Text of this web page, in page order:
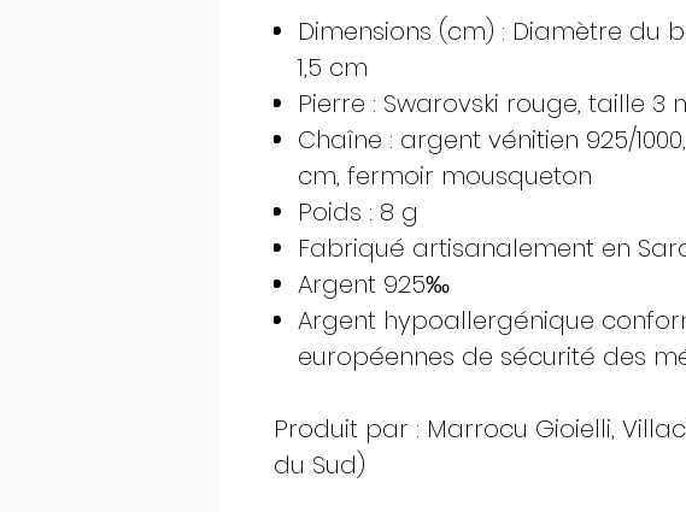
Dimensions (cm) : Diamètre du
1,5 cm
Pierre : Swarovski rouge, taille 3
Chaîne : argent vénitien 925/
cm, fermoir mousqueton
Poids : 8 g
Fabriqué artisanalement en
Argent 925‰
Argent hypoallergénique
européennes de sécurité des
Produit par : Marrocu Gioielli,
du Sud)